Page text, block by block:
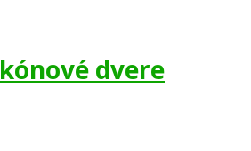
dvere